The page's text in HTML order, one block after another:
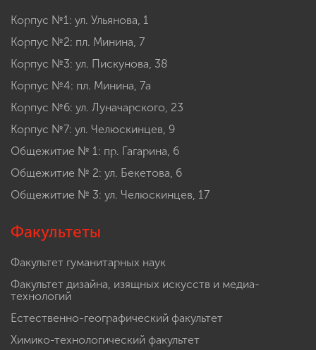
Корпус №1: ул. Ульянова, 1
Корпус №2: пл. Минина, 7
Корпус №3: ул. Пискунова, 38
Корпус №4: пл. Минина, 7а
Корпус №6: ул. Луначарского, 23
Корпус №7: ул. Челюскинцев, 9
Общежитие № 1: пр. Гагарина, 6
Общежитие № 2: ул. Бекетова, 6
Общежитие № 3: ул. Челюскинцев, 17
Факультеты
Факультет гуманитарных наук
Факультет дизайна, изящных искусств и медиа-
технологий
Естественно-географический факультет
Химико-технологический факультет